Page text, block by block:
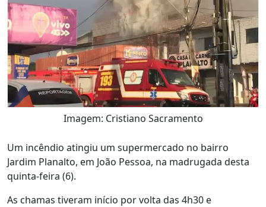
Imagem: Cristiano Sacramento
Um incêndio atingiu um supermercado no bairro
Jardim Planalto, em João Pessoa, na madrugada desta
quinta-feira (6).
As chamas tiveram início por volta das 4h30 e